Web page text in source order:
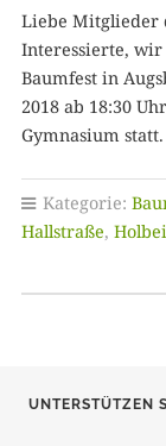
Liebe Mitglieder
Interessierte, wir
Baumfest in
2018 ab 18:30
Gymnasium
Kategorie:
Hallstraße,
UNTERSTÜTZEN